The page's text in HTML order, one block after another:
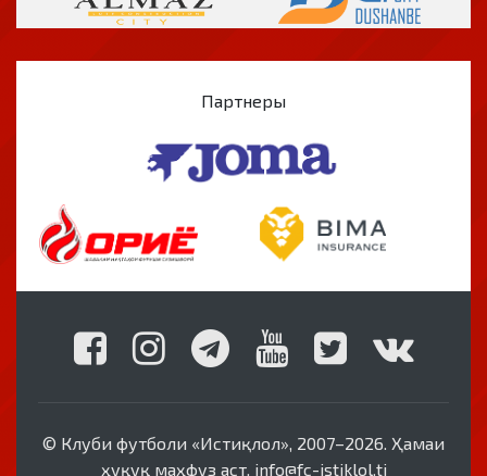
Партнеры
© Клуби футболи «Истиқлол», 2007–2026. Ҳамаи
ҳуқуқ маҳфуз аст. info@fc-istiklol.tj